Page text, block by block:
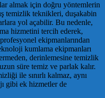
almak için doğru yöntemlerin
temizlik teknikleri, duşakabin
yol açabilir. Bu nedenle,
hizmetini tercih ederek,
ekipmanlarından
kumlama ekipmanları
derinlemesine temizlik
süre temiz ve parlak kalır.
ile sınırlı kalmaz, aynı
gibi ek hizmetler de